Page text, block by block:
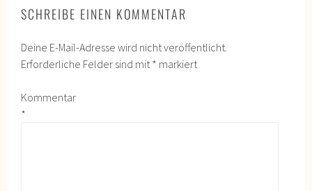
SCHREIBE EINEN KOMMENTAR
Deine E-Mail-Adresse wird nicht veröffentlicht.
Erforderliche Felder sind mit* markiert
Kommentar
*